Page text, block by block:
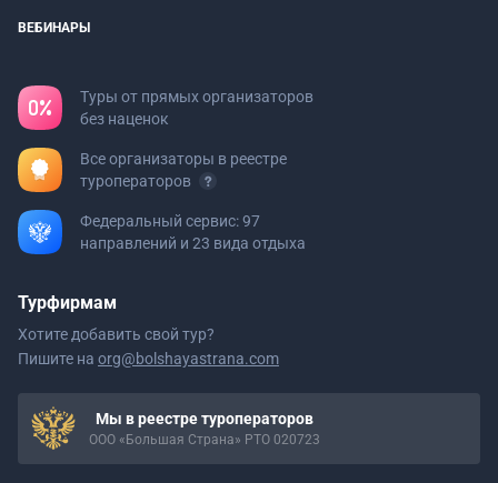
ВЕБИНАРЫ
Туры от прямых организаторов
без наценок
Все организаторы в реестре
туроператоров
Федеральный сервис: 97
направлений и 23 вида отдыха
Турфирмам
Хотите добавить свой тур?
Пишите на org@bolshayastrana.com
Мы в реестре туроператоров
ООО «Большая Страна» РТО 020723